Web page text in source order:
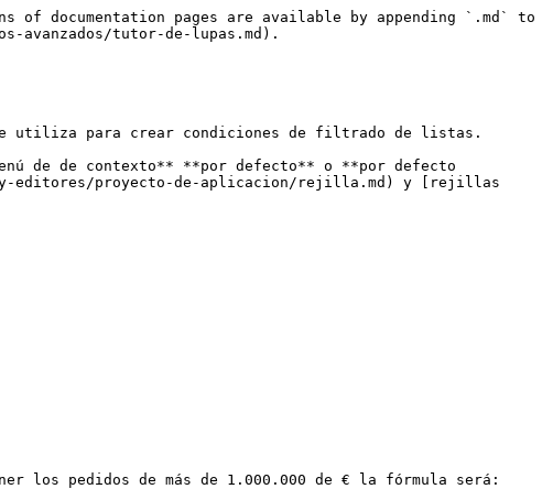
documentation pages are available by appending `.md` to
avanzados/tutor-de-lupas.md).
utiliza para crear condiciones de filtrado de listas.
de de contexto** **por defecto** o **por defecto
editores/proyecto-de-aplicacion/rejilla.md) y [rejillas
los pedidos de más de 1.000.000 de € la fórmula será: